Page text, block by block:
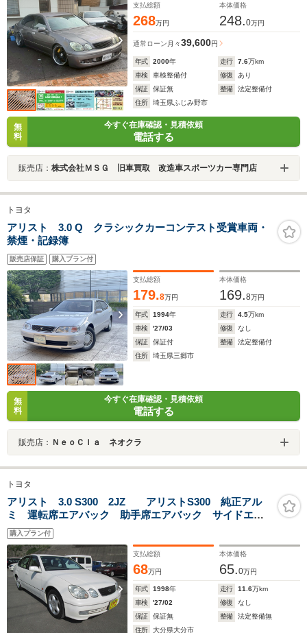
支払総額
268万円
本体価格
248.0万円
通常ローン 月々39,600円
年式 2000年 走行 7.6万km
車検
車検整備付 修復
あり
保証
保証無 整備
法定整備付
住所
埼玉県ふじみ野市
無
料
今すぐ在庫確認・見積依頼
電話する
販売店： 株式会社ＭＳＧ 旧車買取 改造車スポーツカー専門店
トヨタ
アリスト 3.0 Q クラシックカーコンテスト受賞車両・
禁煙・記録簿
販売店保証 購入プラン付
支払総額
179.8万円
本体価格
169.8万円
年式 1994年 走行 4.5万km
車検
'27/03 修復
なし
保証
保証付 整備
法定整備付
住所
埼玉県三郷市
無
料
今すぐ在庫確認・見積依頼
電話する
販売店： ＮｅｏＣｌａ ネオクラ
トヨタ
アリスト 3.0 S300 2JZ アリストS300 純正アル
ミ 運転席エアバック 助手席エアバック サイドエア
バック 前席パワーシート キーレスキー AUTOライト
購入プラン付
支払総額
68万円
本体価格
65.0万円
年式 1998年 走行 11.6万km
車検
'27/02 修復
なし
保証
保証無 整備
法定整備無
住所
大分県大分市